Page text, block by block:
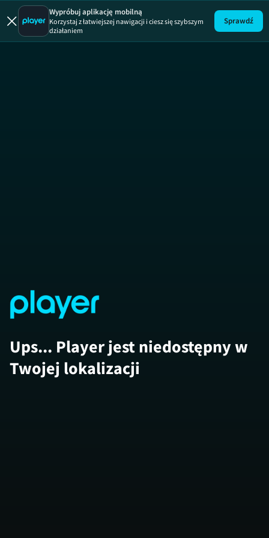
Oczami ofiary
Wypróbuj aplikację mobilną
Korzystaj z łatwiejszej nawigacji i ciesz się szybszym
działaniem
Sprawdź
Ups... Player jest niedostępny w
Twojej lokalizacji